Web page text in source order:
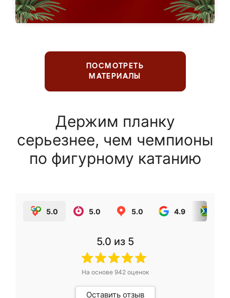
ПОСМОТРЕТЬ
МАТЕРИАЛЫ
Держим планку
серьезнее, чем чемпионы
по фигурному катанию
5.0 5.0 5.0 4.9
5.0 из 5
На основе 942оценок
Оставить отзыв